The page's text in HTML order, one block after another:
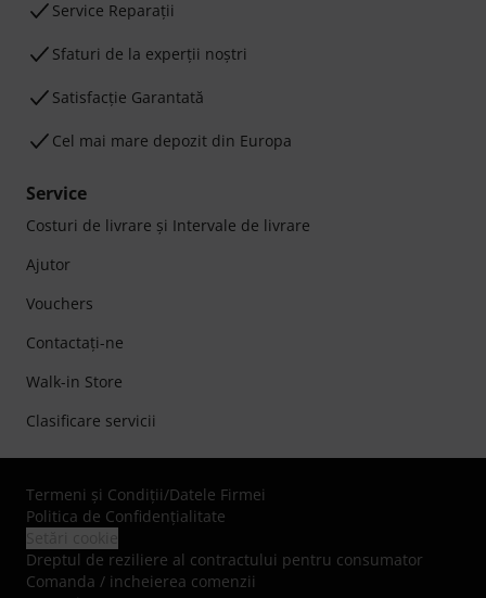
Service Reparații
Sfaturi de la experții noștri
Satisfacție Garantată
Cel mai mare depozit din Europa
Service
Costuri de livrare şi Intervale de livrare
Ajutor
Vouchers
Contactaţi-ne
Walk-in Store
Clasificare servicii
Termeni şi Condiţii/Datele Firmei
Politica de Confidenţialitate
Dreptul de reziliere al contractului pentru consumator
Comanda / incheierea comenzii